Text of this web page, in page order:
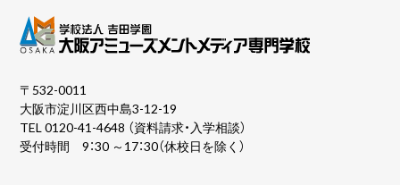
〒532-0011
大阪市淀川区西中島3-12-19
TEL0120-41-4648 （資料請求・入学相談）
受付時間 9：30 ～17：30（休校日を除く）